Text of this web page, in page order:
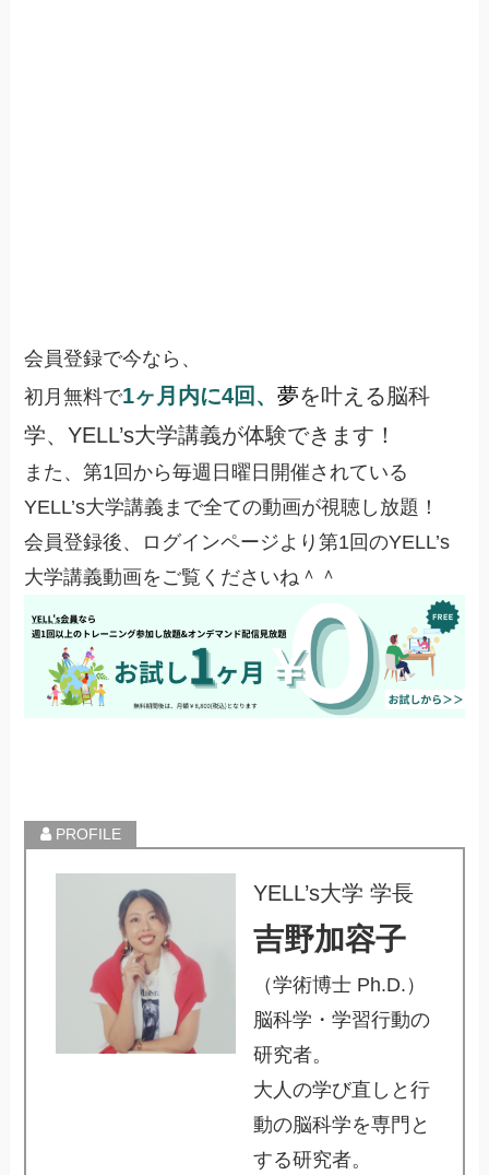
会員登録で今なら、
初月無料で1ヶ月内に4回、夢を叶える脳科
学、YELL’s大学講義が体験できます！
また、第1回から毎週日曜日開催されている
YELL’s大学講義まで全ての動画が視聴し放題！
会員登録後、ログインページより第1回のYELL’s
大学講義動画をご覧くださいね＾＾
YELL’s大学 学長
吉野加容子
（学術博士 Ph.D.）
脳科学・学習行動の
研究者。
大人の学び直しと行
動の脳科学を専門と
する研究者。